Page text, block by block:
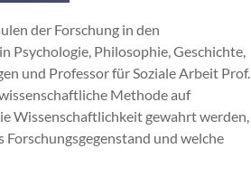
der Forschung in den
Psychologie, Philosophie, Geschichte,
und Professor für Soziale Arbeit Prof.
Methode auf
Wissenschaftlichkeit gewahrt werden,
und welche